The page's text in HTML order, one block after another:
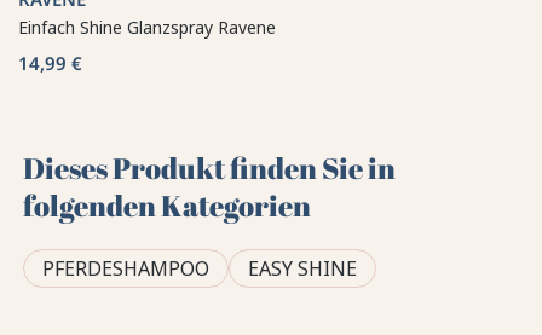
Einfach Shine Glanzspray Ravene
14,99 €
Dieses Produkt finden Sie in
folgenden Kategorien
PFERDESHAMPOO EASY SHINE